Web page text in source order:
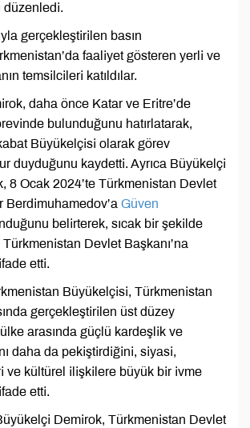
düzenledi.
gerçekleştirilen basın
faaliyet gösteren yerli ve
temsilcileri katıldılar.
daha önce Katar ve Eritre’de
bulunduğunu hatırlatarak,
Büyükelçisi olarak görev
duyduğunu kaydetti. Ayrıca Büyükelçi
8 Ocak 2024’te Türkmenistan Devlet
Berdimuhamedov’a Güven
belirterek, sıcak bir şekilde
Devlet Başkanı’na
etti.
Büyükelçisi, Türkmenistan
gerçekleştirilen üst düzey
arasında güçlü kardeşlik ve
daha da pekiştirdiğini, siyasi,
ve kültürel ilişkilere büyük bir ivme
ifade etti.
Demirok, Türkmenistan Devlet